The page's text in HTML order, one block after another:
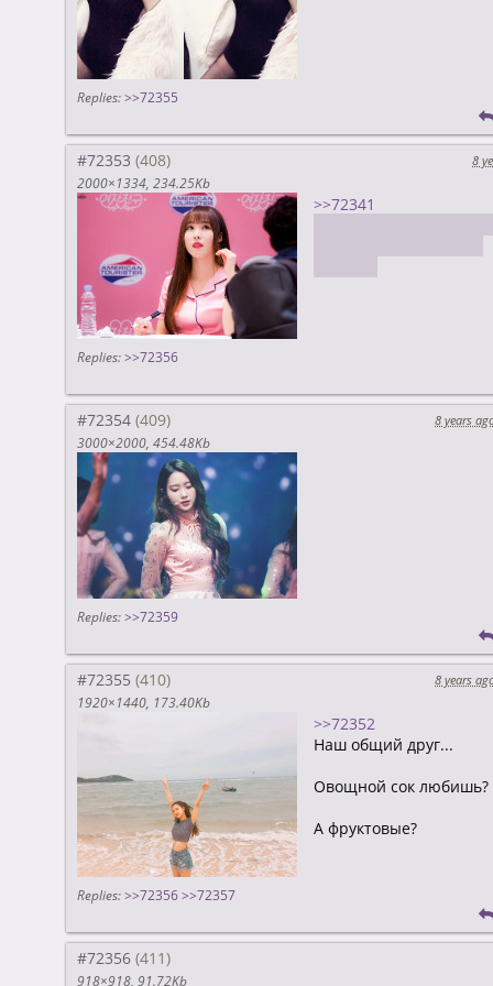
Replies: >>72355
#72353
8
2000×1334 234.25Kb
>>72341
Replies: >>72356
#72354
8 years
3000×2000 454.48Kb
Replies: >>72359
#72355
8 years
1920×1440 173.40Kb
>>72352
Наш общий друг...
Овощной сок любишь?
А фруктовые?
Replies: >>72356 >>72357
#72356
918×918 91.72Kb